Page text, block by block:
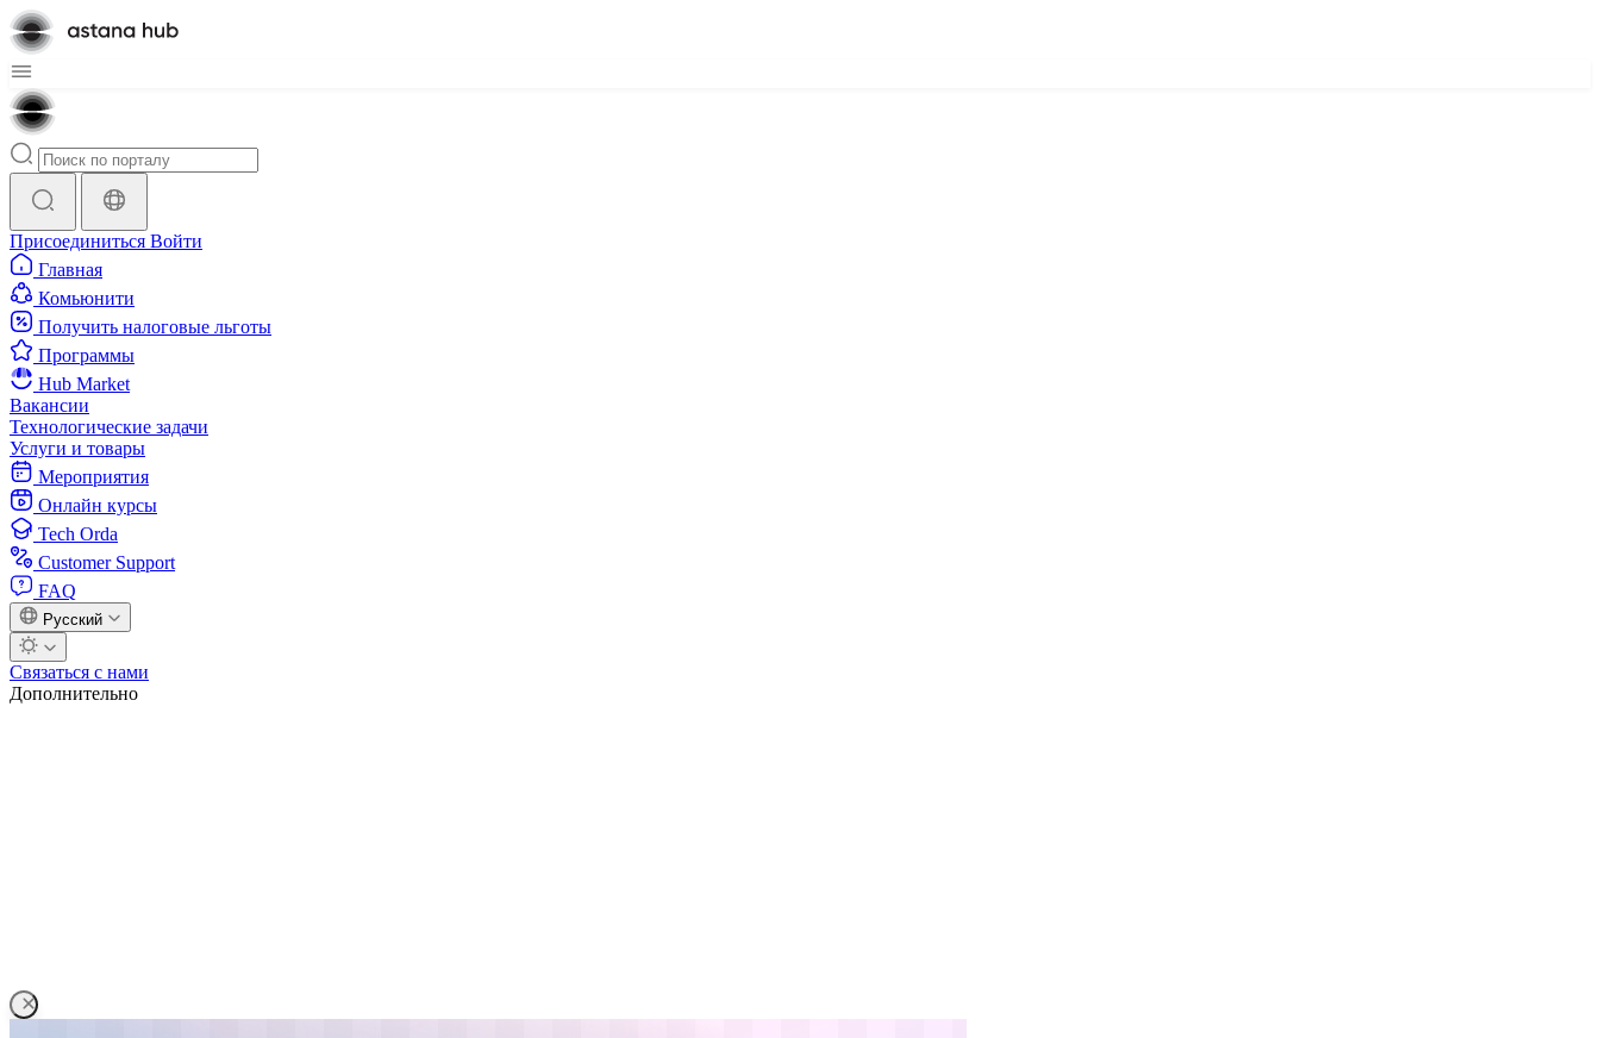
Присоединиться Войти
Главная
Комьюнити
Получить налоговые льготы
Программы
Hub Market
Вакансии
Технологические задачи
Услуги и товары
Мероприятия
Онлайн курсы
Tech Orda
Customer Support
FAQ
Русский
Связаться с нами
Дополнительно